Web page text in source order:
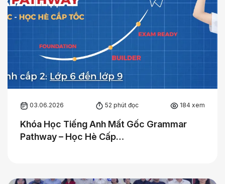
03.06.2026 52 phút đọc 184 xem
Khóa Học Tiếng Anh Mất Gốc Grammar
Pathway – Học Hè Cấp…